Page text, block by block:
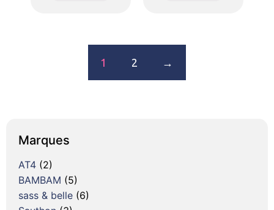
1 2 →
Marques
AT4 (2)
BAMBAM (5)
sass & belle (6)